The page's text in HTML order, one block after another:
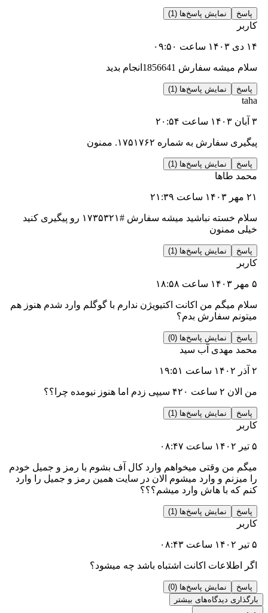
نمایش پاسخ‌ها (1)
1856641انجام بدید
نمایش پاسخ‌ها (1)
به شماره ۱۷۵۱۷۶۲. ممنون
نمایش پاسخ‌ها (1)
سلام خسته نباشید میشه سفارش #۱۷۳۵۳۲۱ رو پیگیری کنید
نمایش پاسخ‌ها (1)
من اکانت اکتیویژن ندارم با گوگلم وارد شدم هنوز هم
سفارش بدم؟
نمایش پاسخ‌ها (0)
آب سید
نمایش پاسخ‌ها (1)
وقتی میخواهم وارد کال آف بشوم با رمز و جمیل خودم
و وارد میشوم الان در سایت همین رمز و جمیل را وارد
با هاش وارد میشم؟؟؟
نمایش پاسخ‌ها (1)
اکانت اشتباه باشد چه میشود؟
نمایش پاسخ‌ها (0)
دیدگاه‌های بیشتر